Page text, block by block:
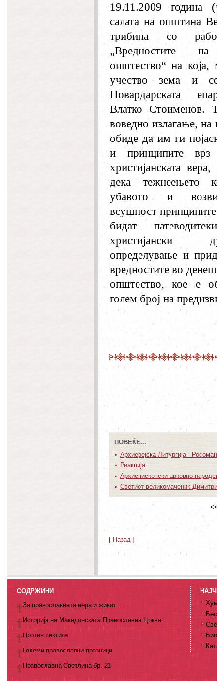
19.11.2009 година
салата на општина
трибина со
„Вредностите
општество“ на која,
учество зема и
Повардарската
Влатко Стоименов.
воведно излагање, на
обиде да им ги
и принципите
христијанската
дека тежнеењето
убавото и
всушност принципите
бидат
определување и
вредностите во
општество, кое е
голем број на
ПОВЕЌЕ...
Архиерејска Литургија - Росоман
Реакција
Архиепископски црковно-
Светиот великомаченик
[ Назад ]
СОДРЖИНИ
За православната вера и живот...
Историја на Македонската Православна Црква
Против сектите
Големи православни празници
Православна Светлина бр. 21